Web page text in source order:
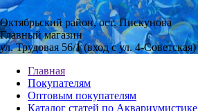
Октябрьский район, ост. Пискунова
Главный магазин
ул. Трудовая 56/1 (вход с ул. 4-Советская)
Главная
Покупателям
Оптовым покупателям
Каталог статей по Аквариумистике